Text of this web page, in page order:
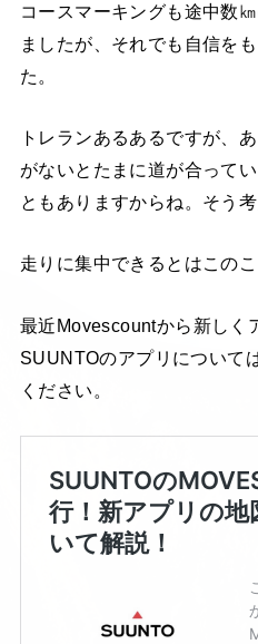
コースマーキングも途中数
ましたが、それでも自信を
た。
トレランあるあるですが、
がないとたまに道が合って
ともありますからね。そう
走りに集中できるとはこのこ
最近Movescountから新しく
SUUNTOのアプリについて
ください。